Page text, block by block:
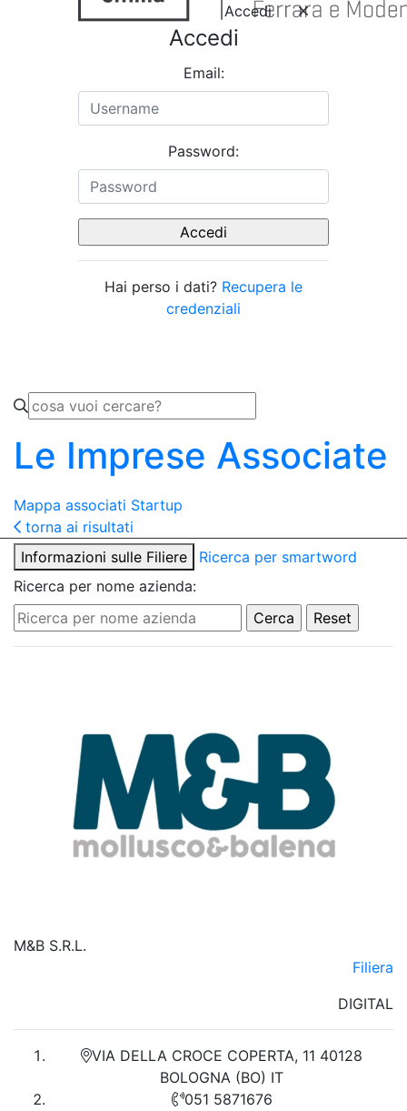
Accedi
Accedi
Email:
Password:
Hai perso i dati? Recupera le
credenziali
Le Imprese Associate
Mappa associati Startup
torna ai risultati
Informazioni sulle Filiere
Ricerca per smartword
Ricerca per nome azienda:
M&B S.R.L.
Filiera
DIGITAL
VIA DELLA CROCE COPERTA, 11 40128
BOLOGNA (BO) IT
051 5871676